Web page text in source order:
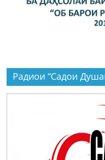
Радиои “Садои